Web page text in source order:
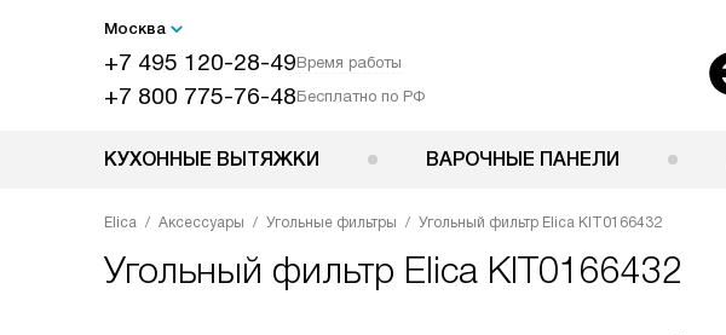
Москва
+7 495 120-28-49Время работы
+7 800 775-76-48Бесплатно по РФ
КУХОННЫЕ ВЫТЯЖКИ ВАРОЧНЫЕ ПАНЕЛИ
Elica Аксессуары Угольные фильтры Угольный фильтр Elica KIT0166432
Угольный фильтр Elica KIT0166432